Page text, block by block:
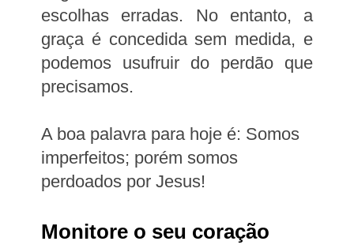
escolhas erradas. No entanto, a
graça é concedida sem medida, e
podemos usufruir do perdão que
precisamos.
A boa palavra para hoje é: Somos
imperfeitos; porém somos
perdoados por Jesus!
Monitore o seu coração